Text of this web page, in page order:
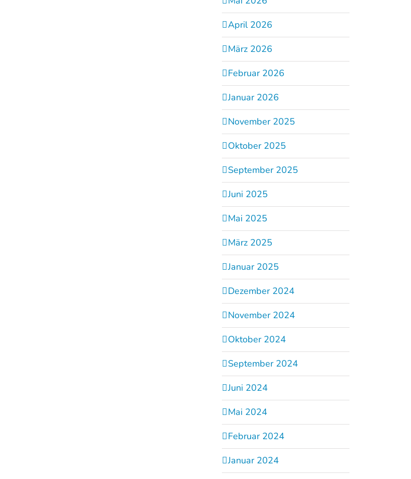
April 2026
März 2026
Februar 2026
Januar 2026
November 2025
Oktober 2025
September 2025
Juni 2025
Mai 2025
März 2025
Januar 2025
Dezember 2024
November 2024
Oktober 2024
September 2024
Juni 2024
Mai 2024
Februar 2024
Januar 2024